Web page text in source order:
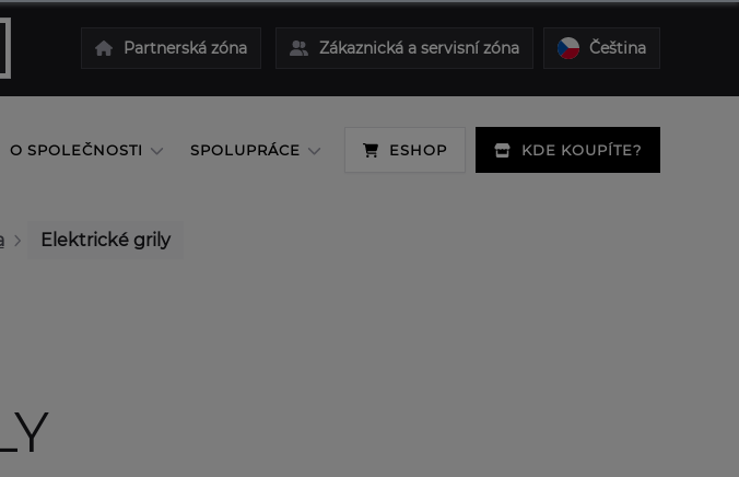
Partnerská zóna Zákaznická a servisní zóna Čeština
O SPOLEČNOSTI SPOLUPRÁCE ESHOP KDE KOUPÍTE?
Elektrické grily